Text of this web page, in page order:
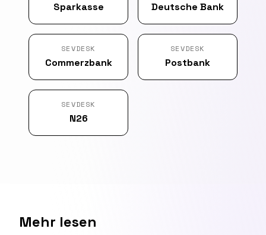
Sparkasse Deutsche Bank
SEVDESK
Commerzbank
SEVDESK
Postbank
SEVDESK
N26
Mehr lesen